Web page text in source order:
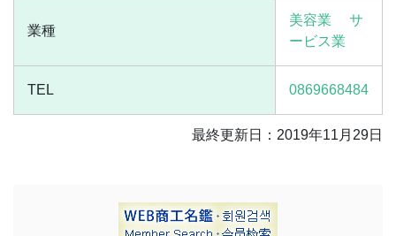
業種
美容業
サ
ービス業
TEL 0869668484
最終更新日：2019年11月29日